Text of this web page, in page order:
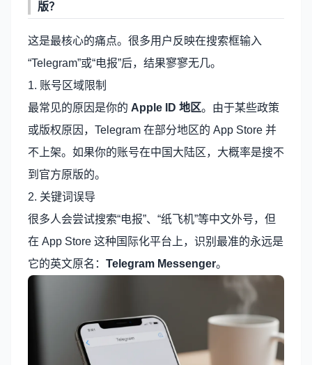
版？
这是最核心的痛点。很多用户反映在搜索框输入
“Telegram”或“电报”后，结果寥寥无几。
1. 账号区域限制
最常见的原因是你的 Apple ID 地区。由于某些政策
或版权原因，Telegram 在部分地区的 App Store 并
不上架。如果你的账号在中国大陆区，大概率是搜不
到官方原版的。
2. 关键词误导
很多人会尝试搜索“电报”、“纸飞机”等中文外号，但
在 App Store 这种国际化平台上，识别最准的永远是
它的英文原名： Telegram Messenger。